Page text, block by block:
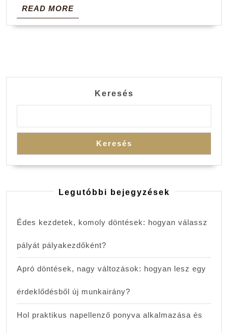
READ MOREREAD
MORE
Keresés
Keresés
Legutóbbi bejegyzések
Édes kezdetek, komoly döntések: hogyan válassz
pályát pályakezdőként?
Apró döntések, nagy változások: hogyan lesz egy
érdeklődésből új munkairány?
Hol praktikus napellenző ponyva alkalmazása és